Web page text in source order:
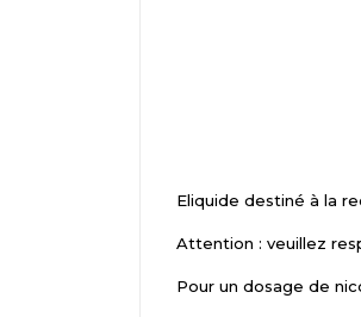
Eliquide destiné à la
Attention : veuillez
Pour un dosage de